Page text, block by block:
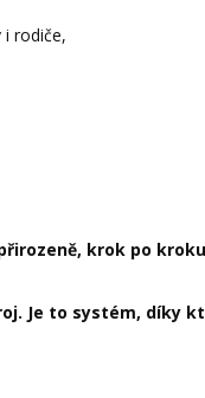
i rodiče,
krok po
Je to systém, díky